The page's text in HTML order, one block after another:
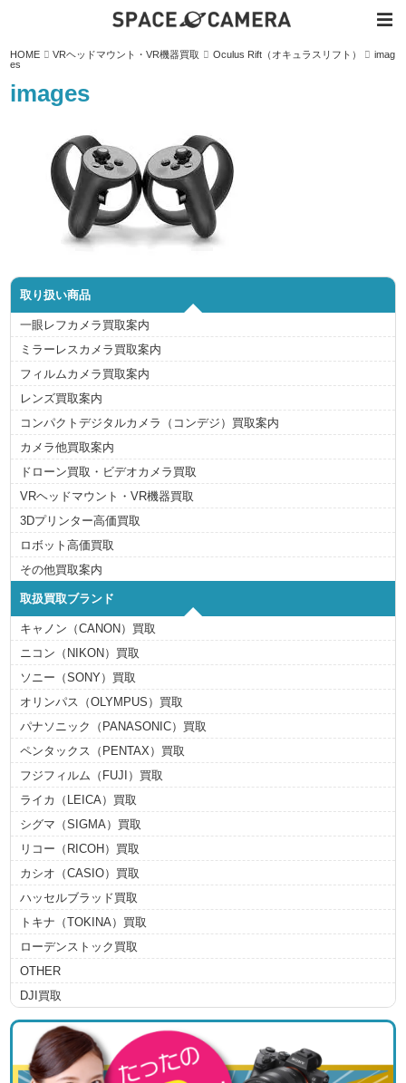
容
HOME VRヘッドマウント・VR機器買取 Oculus Rift（オキュラスリフト）
imag
es
images
取り扱い商品
一眼レフカメラ買取案内
ミラーレスカメラ買取案内
フィルムカメラ買取案内
レンズ買取案内
コンパクトデジタルカメラ（コンデジ）買取案内
カメラ他買取案内
ドローン買取・ビデオカメラ買取
VRヘッドマウント・VR機器買取
3Dプリンター高価買取
ロボット高価買取
その他買取案内
取扱買取ブランド
キャノン（CANON）買取
ニコン（NIKON）買取
ソニー（SONY）買取
オリンパス（OLYMPUS）買取
パナソニック（PANASONIC）買取
ペンタックス（PENTAX）買取
フジフィルム（FUJI）買取
ライカ（LEICA）買取
シグマ（SIGMA）買取
リコー（RICOH）買取
カシオ（CASIO）買取
ハッセルブラッド買取
トキナ（TOKINA）買取
ローデンストック買取
OTHER
DJI買取